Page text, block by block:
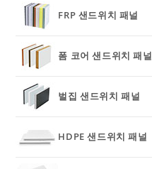
FRP 샌드위치 패널
폼 코어 샌드위치 패널
벌집 샌드위치 패널
HDPE 샌드위치 패널